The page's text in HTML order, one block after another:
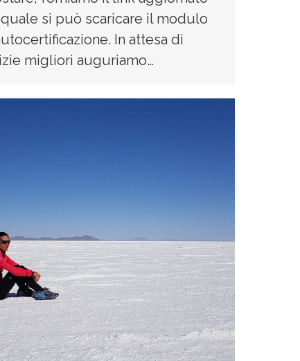
si può scaricare il modulo
In attesa di
migliori auguriamo…